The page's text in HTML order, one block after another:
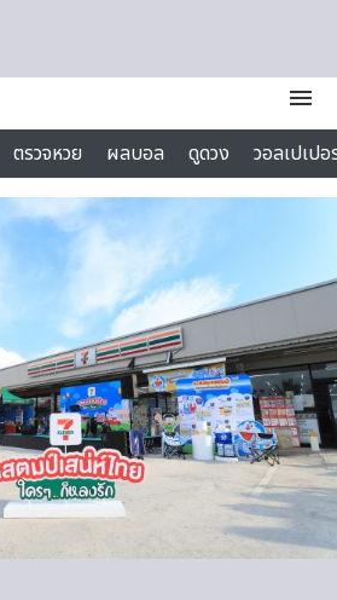
menu
ตรวจหวย ผลบอล ดูดวง
วอลเปเป